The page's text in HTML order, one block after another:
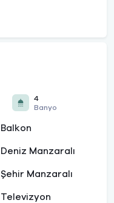
4
Banyo
Balkon
Deniz Manzaralı
Şehir Manzaralı
Televizyon